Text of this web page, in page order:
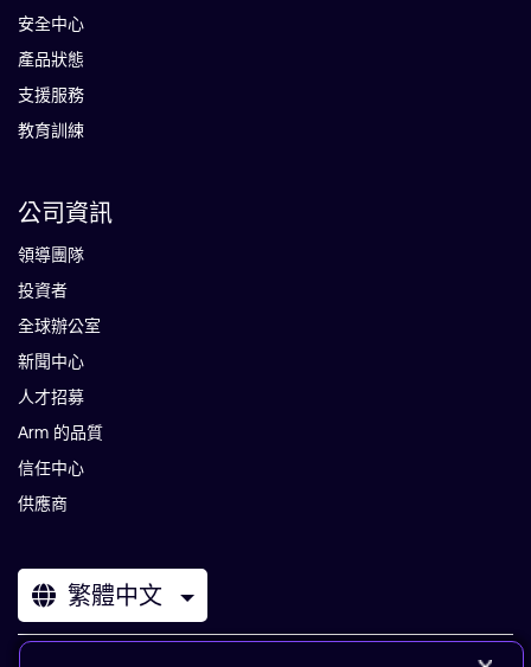
安全中心
產品狀態
支援服務
教育訓練
公司資訊
領導團隊
投資者
全球辦公室
新聞中心
人才招募
Arm 的品質
信任中心
供應商
繁體中文